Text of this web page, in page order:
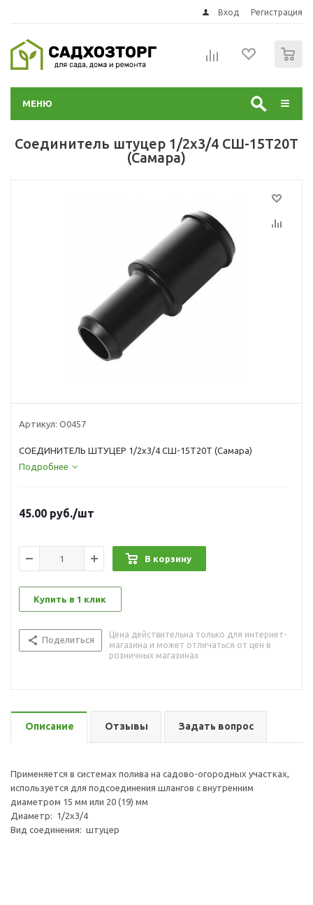
Вход Регистрация
МЕНЮ
Соединитель штуцер 1/2х3/4 СШ-15Т20Т
(Самара)
Артикул: О0457
СОЕДИНИТЕЛЬ ШТУЦЕР 1/2х3/4 СШ-15Т20Т (Самара)
Подробнее
45.00 руб./шт
В корзину
Купить в 1 клик
Поделиться
Цена действительна только для интернет-
магазина и может отличаться от цен в
розничных магазинах
Описание Отзывы Задать вопрос
Применяется в системах полива на садово-огородных участках,
используется для подсоединения шлангов с внутренним
диаметром 15 мм или 20 (19) мм
Диаметр: 1/2х3/4
Вид соединения: штуцер